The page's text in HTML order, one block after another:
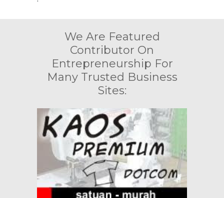
We Are Featured
Contributor On
Entrepreneurship For
Many Trusted Business
Sites: